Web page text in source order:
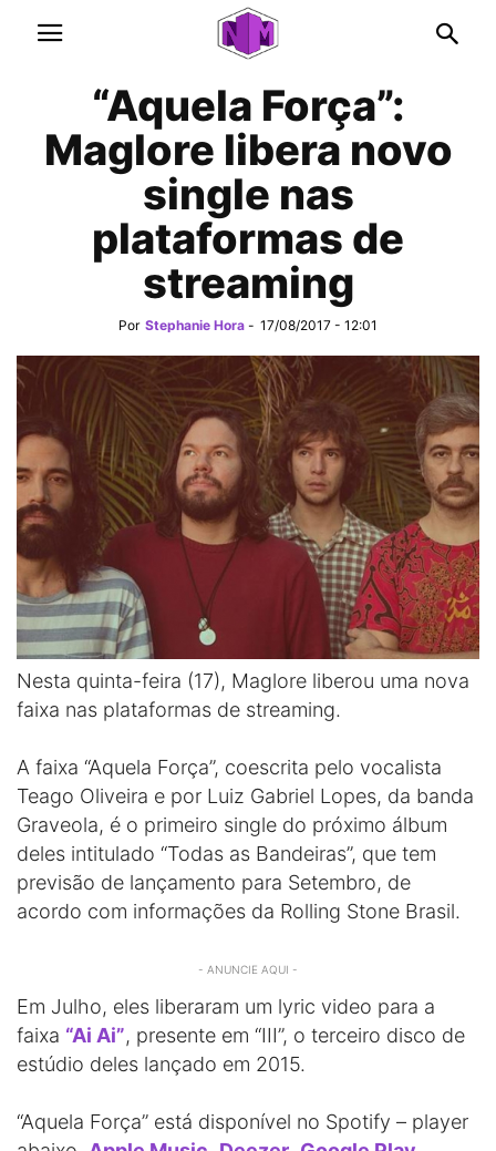
“Aquela Força”:
Maglore libera novo
single nas
plataformas de
streaming
Por Stephanie Hora - 17/08/2017 - 12:01
Nesta quinta-feira (17), Maglore liberou uma nova
faixa nas plataformas de streaming.
A faixa “Aquela Força”, coescrita pelo vocalista
Teago Oliveira e por Luiz Gabriel Lopes, da banda
Graveola, é o primeiro single do próximo álbum
deles intitulado “Todas as Bandeiras”, que tem
previsão de lançamento para Setembro, de
acordo com informações da Rolling Stone Brasil.
- ANUNCIE AQUI -
Em Julho, eles liberaram um lyric video para a
faixa “Ai Ai”, presente em “III”, o terceiro disco de
estúdio deles lançado em 2015.
“Aquela Força” está disponível no Spotify – player